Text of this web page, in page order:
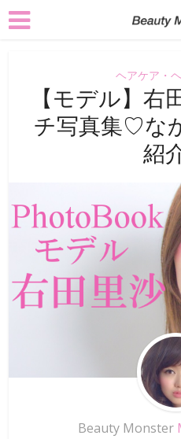
ヘアケア・
【モデル】右
チ写真集♡な
紹
Beauty Monster